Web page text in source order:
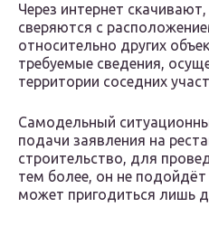
Через интернет
сверяются с
относительно других
требуемые сведения,
территории соседних
Самодельный
подачи заявления на
строительство, для
тем более, он не
может пригодиться лишь